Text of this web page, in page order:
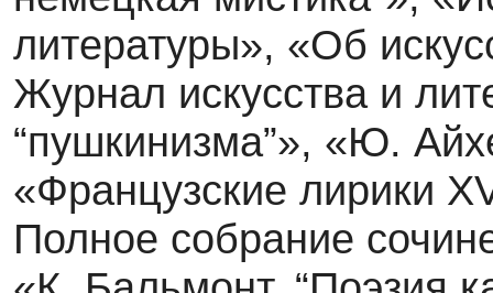
литературы», «Об
Журнал искусства и
“пушкинизма”», «Ю.
«Французские лирики
Полное собра­ние